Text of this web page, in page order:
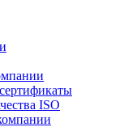
ISO